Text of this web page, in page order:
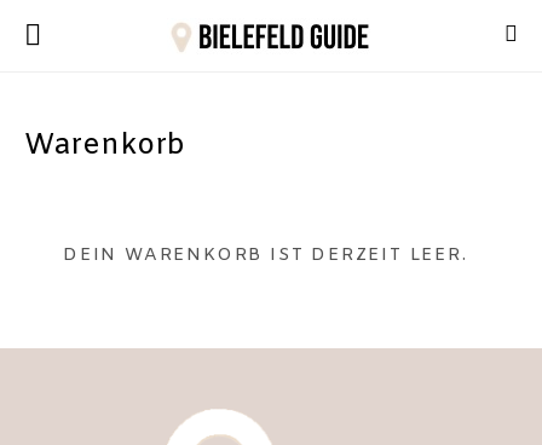
Warenkorb
DEIN WARENKORB IST DERZEIT LEER.